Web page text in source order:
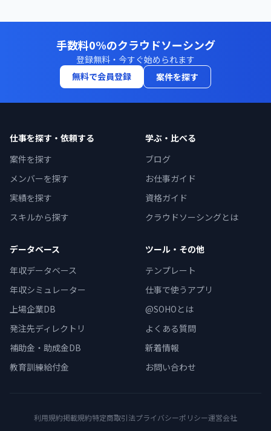
手数料0%のクラウドソーシング
登録無料・今すぐ始められます
無料で会員登録
案件を探す
仕事を探す・依頼する
案件を探す
メンバーを探す
実績を探す
スキルから探す
学ぶ・比べる
ブログ
お仕事ガイド
資格ガイド
クラウドソーシングとは
データベース
年収データベース
年収シミュレーター
上場企業DB
発注先ディレクトリ
補助金・助成金DB
教育訓練給付金
ツール・その他
テンプレート
仕事で使うアプリ
@SOHOとは
よくある質問
新着情報
お問い合わせ
利用規約掲載規約特定商取引法プライバシーポリシー運営会社